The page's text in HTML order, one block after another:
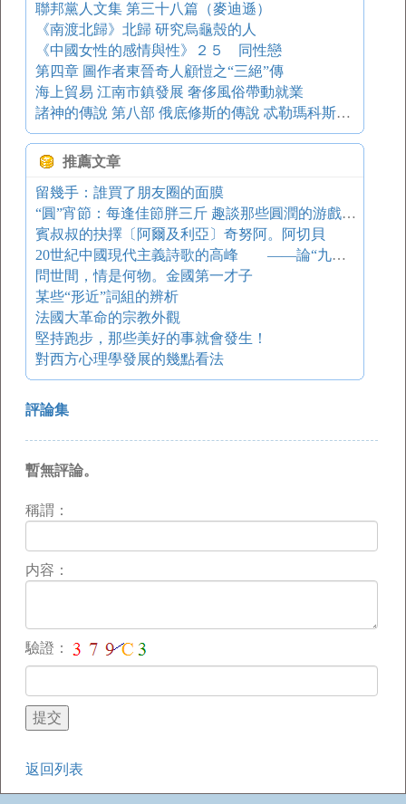
聯邦黨人文集 第三十八篇（麥迪遜）
《南渡北歸》北歸 研究烏龜殼的人
《中國女性的感情與性》２５ 同性戀
第四章 圖作者東晉奇人顧愷之“三絕”傳
海上貿易 江南市鎮發展 奢侈風俗帶動就業
諸神的傳說 第八部 俄底修斯的傳說 忒勒瑪科斯在斯巴達
推薦文章
留幾手：誰買了朋友圈的面膜
“圓”宵節：每逢佳節胖三斤 趣談那些圓潤的游戲角色 游戲葡萄
賓叔叔的抉擇〔阿爾及利亞〕奇努阿。阿切貝
20世紀中國現代主義詩歌的高峰 ——論“九葉派”詩歌出現的必然及其意義
問世間，情是何物。金國第一才子
某些“形近”詞組的辨析
法國大革命的宗教外觀
堅持跑步，那些美好的事就會發生！
對西方心理學發展的幾點看法
評論集
暫無評論。
稱謂：
内容：
驗證：
返回列表